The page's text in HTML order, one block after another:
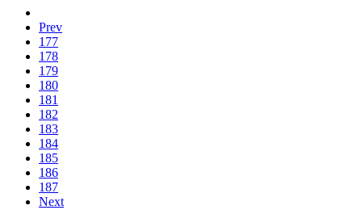
Prev
177
178
179
180
181
182
183
184
185
186
187
Next